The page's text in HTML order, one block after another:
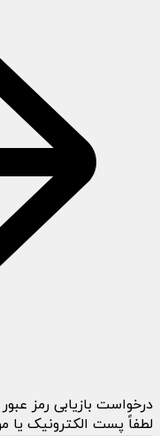
درخواست بازیابی رمز عبور
لطفاً پست الکترونیک یا